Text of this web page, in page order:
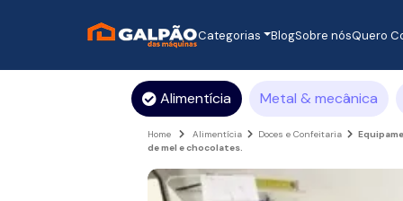
Categorias BlogSobre nósQuero
Alimentícia Metal & mecânica
Home Alimentícia Doces e Confeitaria
de mel e chocolates.